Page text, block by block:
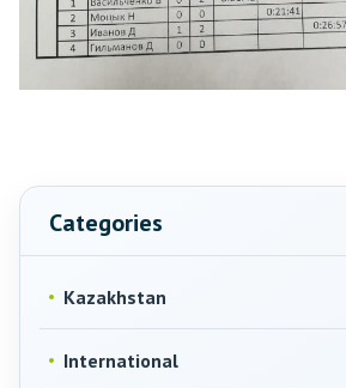
Categories
Kazakhstan
International